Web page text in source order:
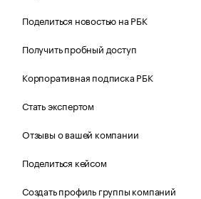
Поделиться новостью на РБК
Получить пробный доступ
Корпоративная подписка РБК
Стать экспертом
Отзывы о вашей компании
Поделиться кейсом
Создать профиль группы компаний